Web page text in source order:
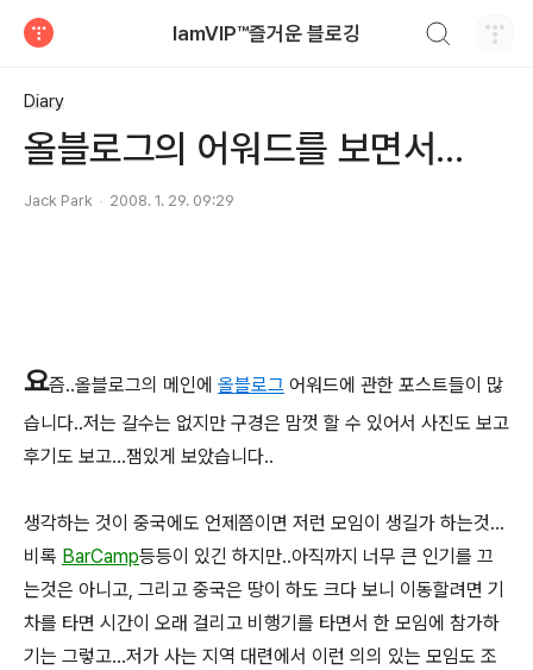
IamVIP™즐거운 블로깅
Diary
올블로그의 어워드를 보면서...
Jack Park 2008. 1. 29. 09:29
요즘..올블로그의 메인에 올블로그 어워드에 관한 포스트들이 많
습니다..저는 갈수는 없지만 구경은 맘껏 할 수 있어서 사진도 보고
후기도 보고...잼있게 보았습니다..
생각하는 것이 중국에도 언제쯤이면 저런 모임이 생길가 하는것...
비록 BarCamp등등이 있긴 하지만..아직까지 너무 큰 인기를 끄
는것은 아니고, 그리고 중국은 땅이 하도 크다 보니 이동할려면 기
차를 타면 시간이 오래 걸리고 비행기를 타면서 한 모임에 참가하
기는 그렇고...저가 사는 지역 대련에서 이런 의의 있는 모임도 조